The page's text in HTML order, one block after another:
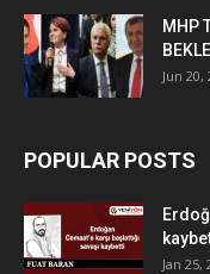
MHP
Jun 20,
POPULAR POSTS
Jan 25,